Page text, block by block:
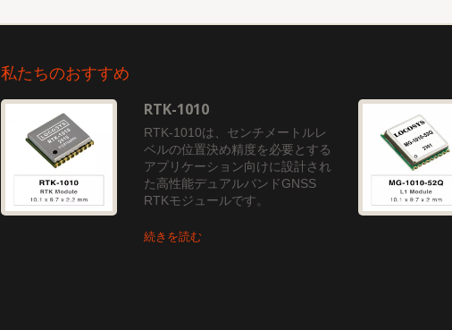
私たちのおすすめ
RTK-1010
RTK-1010は、センチメートルレ
ベルの位置決め精度を必要とする
アプリケーション向けに設計され
た高性能デュアルバンドGNSS
RTKモジュールです。
続きを読む